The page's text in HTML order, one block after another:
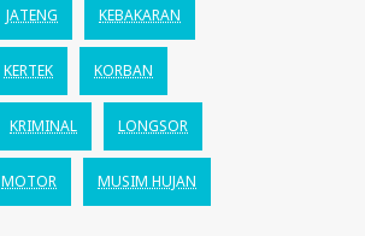
JATENG KEBAKARAN
KERTEK KORBAN
KRIMINAL LONGSOR
MOTOR MUSIM HUJAN